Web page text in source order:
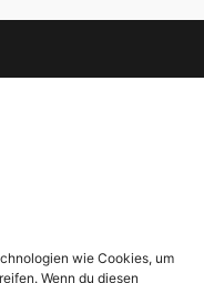
wie Cookies, um
Wenn du diesen